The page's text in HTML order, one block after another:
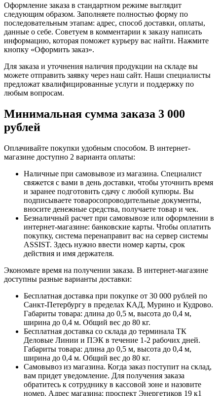
Оформление заказа в стандартном режиме выглядит
следующим образом. Заполняете полностью форму по
последовательным этапам: адрес, способ доставки, оплаты,
данные о себе. Советуем в комментарии к заказу написать
информацию, которая поможет курьеру вас найти. Нажмите
кнопку «Оформить заказ».
Для заказа и уточнения наличия продукции на складе вы
можете отправить заявку через наш сайт. Наши специалисты
предложат квалифицированные услуги и поддержку по
любым вопросам.
Минимальная сумма заказа 3 000
рублей
Оплачивайте покупки удобным способом. В интернет-
магазине доступно 2 варианта оплаты:
Наличные при самовывозе из магазина. Специалист
свяжется с вами в день доставки, чтобы уточнить время
и заранее подготовить сдачу с любой купюры. Вы
подписываете товаросопроводительные документы,
вносите денежные средства, получаете товар и чек.
Безналичный расчет при самовывозе или оформлении в
интернет-магазине: банковские карты. Чтобы оплатить
покупку, система перенаправит вас на сервер системы
ASSIST. Здесь нужно ввести номер карты, срок
действия и имя держателя.
Экономьте время на получении заказа. В интернет-магазине
доступны разные варианты доставки:
Бесплатная доставка при покупке от 30 000 рублей по
Санкт-Петербургу в пределах КАД, Мурино и Кудрово.
Габариты товара: длина до 0,5 м, высота до 0,4 м,
ширина до 0,4 м. Общий вес до 80 кг.
Бесплатная доставка со склада до терминала ТК
Деловые Линии и ПЭК в течение 1-2 рабочих дней.
Габариты товара: длина до 0,5 м, высота до 0,4 м,
ширина до 0,4 м. Общий вес до 80 кг.
Самовывоз из магазина. Когда заказ поступит на склад,
вам придет уведомление. Для получения заказа
обратитесь к сотруднику в кассовой зоне и назовите
номер. Адрес магазина: проспект Энергетиков 19 к1